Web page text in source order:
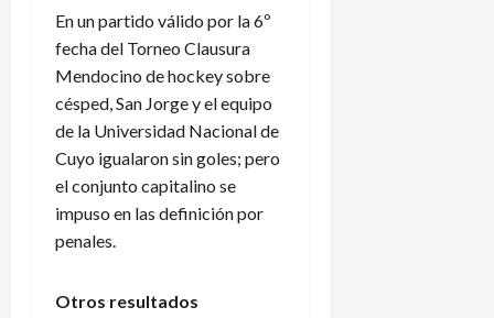
En un partido válido por la 6º
fecha del Torneo Clausura
Mendocino de hockey sobre
césped, San Jorge y el equipo
de la Universidad Nacional de
Cuyo igualaron sin goles; pero
el conjunto capitalino se
impuso en las definición por
penales.
Otros resultados